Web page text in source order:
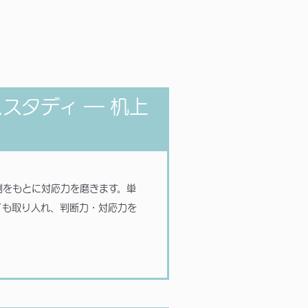
スタディ ― 机上
もとに対応力を磨きます。単
取り入れ、判断力・対応力を